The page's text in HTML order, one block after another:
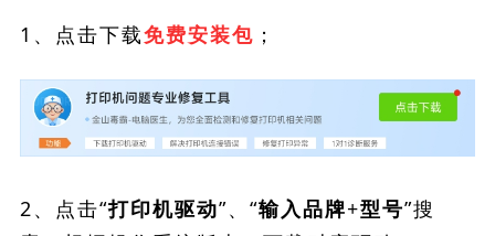
1、点击下载免费安装包 ；
2、点击“打印机驱动”、“输入品牌+型号”搜